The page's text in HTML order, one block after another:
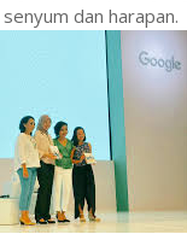
dan harapan.